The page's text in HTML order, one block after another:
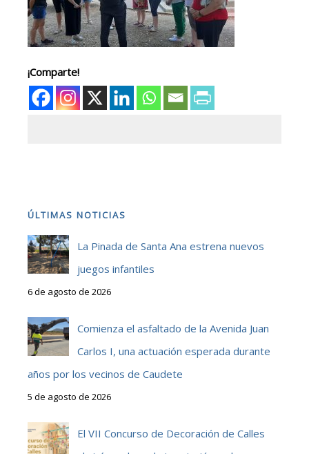
¡Comparte!
ÚLTIMAS NOTICIAS
La Pinada de Santa Ana estrena nuevos
juegos infantiles
6 de agosto de 2026
Comienza el asfaltado de la Avenida Juan
Carlos I, una actuación esperada durante
años por los vecinos de Caudete
5 de agosto de 2026
El VII Concurso de Decoración de Calles